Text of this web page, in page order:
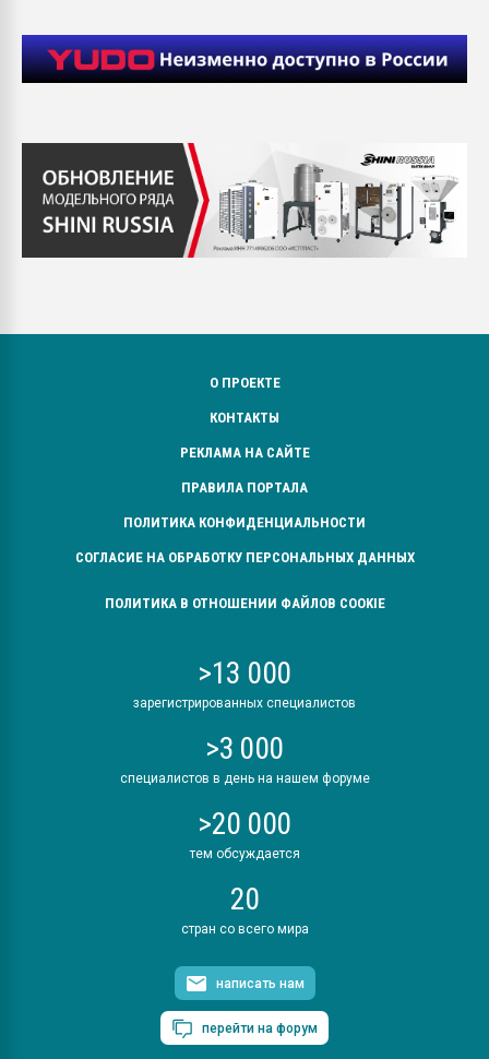
О ПРОЕКТЕ
КОНТАКТЫ
РЕКЛАМА НА САЙТЕ
ПРАВИЛА ПОРТАЛА
ПОЛИТИКА КОНФИДЕНЦИАЛЬНОСТИ
СОГЛАСИЕ НА ОБРАБОТКУ ПЕРСОНАЛЬНЫХ ДАННЫХ
ПОЛИТИКА В ОТНОШЕНИИ ФАЙЛОВ COOKIE
>13 000
зарегистрированных специалистов
>3 000
специалистов в день на нашем форуме
>20 000
тем обсуждается
20
стран со всего мира
написать нам
перейти на форум